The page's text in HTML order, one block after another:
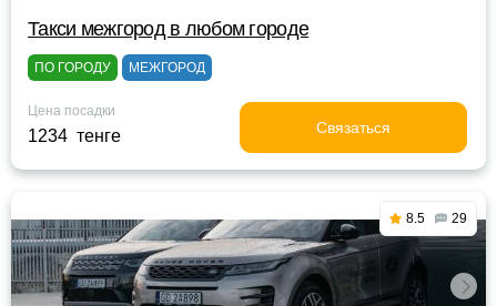
Такси межгород в любом городе
ПО ГОРОДУ МЕЖГОРОД
Цена посадки
1234 тенге Связаться
8.5 29